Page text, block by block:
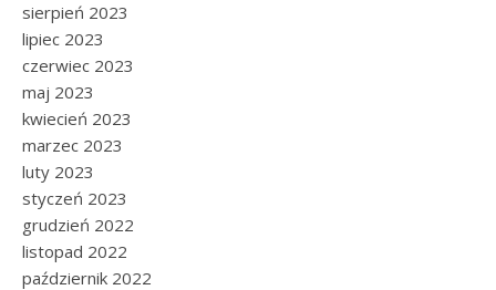
sierpień 2023
lipiec 2023
czerwiec 2023
maj 2023
kwiecień 2023
marzec 2023
luty 2023
styczeń 2023
grudzień 2022
listopad 2022
październik 2022